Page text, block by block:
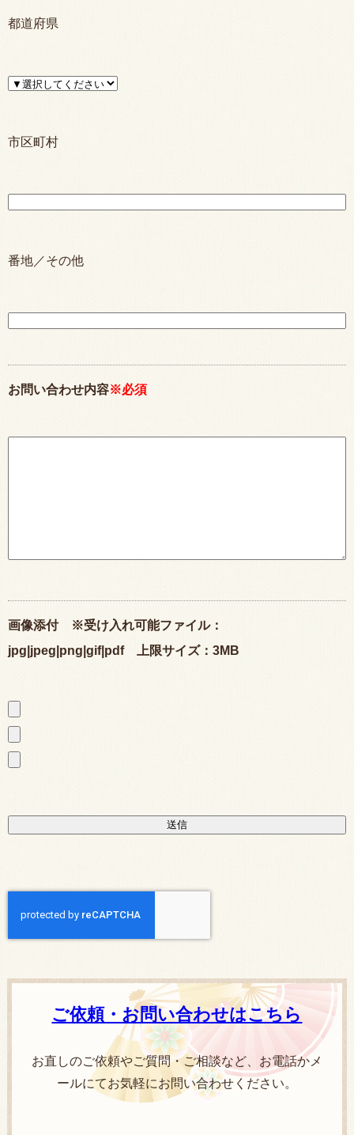
都道府県
市区町村
番地／その他
お問い合わせ内容※必須
画像添付 ※受け入れ可能ファイル：
jpg|jpeg|png|gif|pdf 上限サイズ：3MB
ご依頼・お問い合わせはこちら
お直しのご依頼やご質問・ご相談など、お電話かメ
ールにてお気軽にお問い合わせください。